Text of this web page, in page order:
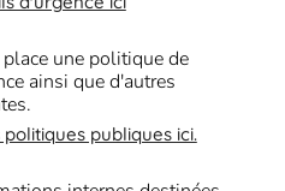
une politique de
ainsi que d'autres
publiques ici.